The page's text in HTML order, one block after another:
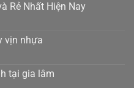
Rẻ Nhất Hiện Nay
vịn nhựa
tại gia lâm